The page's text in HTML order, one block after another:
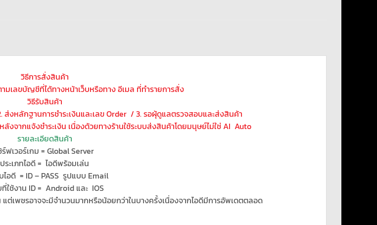
วิธีการสั่งสินค้า
มเลขบัญชีที่ได้ทางหน้าเว็บหรือทาง อีเมล ที่ทำรายการสั่ง
วิธีรับสินค้า
ส่งหลักฐานการชำระเงินและเลข Order / 3. รอผุ้ดูแลตรวจสอบและส่งสินค้า
ลังจากแจ้งชำระเงิน เนื่องด้วยทางร้านใช้ระบบส่งสินค้าโดยมนุษย์ไม่ใช่ AI Auto
รายละเอียดสินค้า
ร์ฟเวอร์เกม = Global Server
ประเภทไอดี = ไอดีพร้อมเล่น
ไอดี = ID – PASS รูปแบบ Email
ที่ใช้งาน ID = Android และ IOS
ต่เพชรอาจจะมีจำนวนมากหรือน้อยกว่าในบางครั้งเนื่องจากไอดีมีการอัพเดตตลอด